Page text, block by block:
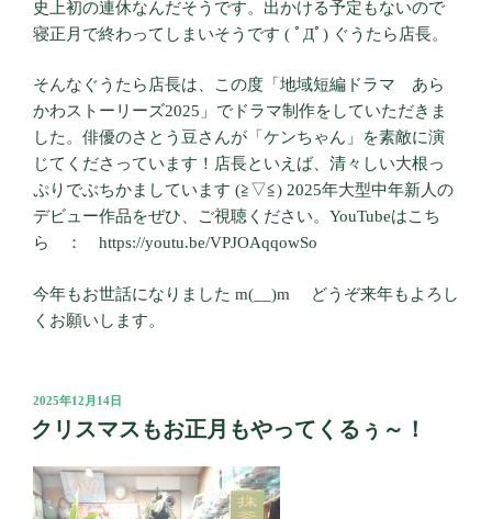
史上初の連休なんだそうです。出かける予定もないので
寝正月で終わってしまいそうです ( ﾟДﾟ) ぐうたら店長。
そんなぐうたら店長は、この度「地域短編ドラマ あら
かわストーリーズ2025」でドラマ制作をしていただきま
した。俳優のさとう豆さんが「ケンちゃん」を素敵に演
じてくださっています！店長といえば、清々しい大根っ
ぷりでぶちかましています (≧▽≦) 2025年大型中年新人の
デビュー作品をぜひ、ご視聴ください。YouTubeはこち
ら ： https://youtu.be/VPJOAqqowSo
今年もお世話になりました m(__)m どうぞ来年もよろし
くお願いします。
投
稿
日:
2025年12月14日
クリスマスもお正月もやってくるぅ～！